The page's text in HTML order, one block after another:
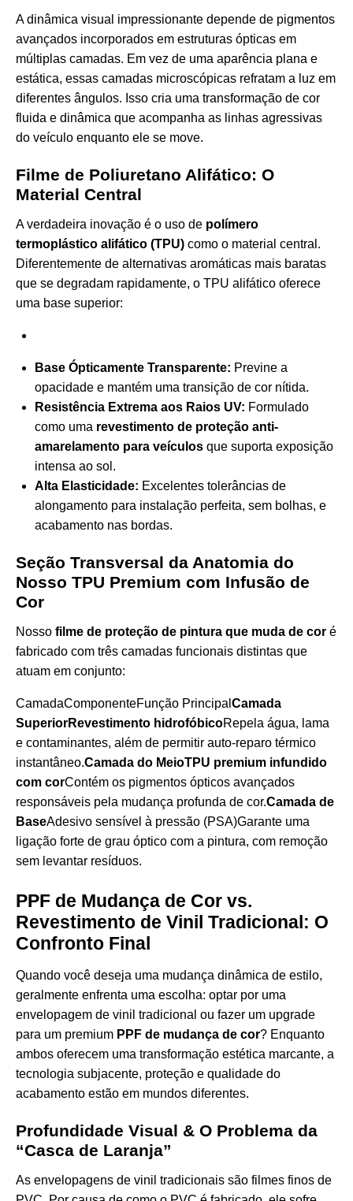
A dinâmica visual impressionante depende de pigmentos
avançados incorporados em estruturas ópticas em
múltiplas camadas. Em vez de uma aparência plana e
estática, essas camadas microscópicas refratam a luz em
diferentes ângulos. Isso cria uma transformação de cor
fluida e dinâmica que acompanha as linhas agressivas
do veículo enquanto ele se move.
Filme de Poliuretano Alifático: O
Material Central
A verdadeira inovação é o uso de polímero
termoplástico alifático (TPU) como o material central.
Diferentemente de alternativas aromáticas mais baratas
que se degradam rapidamente, o TPU alifático oferece
uma base superior:
Base Ópticamente Transparente: Previne a
opacidade e mantém uma transição de cor nítida.
Resistência Extrema aos Raios UV: Formulado
como uma revestimento de proteção anti-
amarelamento para veículos que suporta exposição
intensa ao sol.
Alta Elasticidade: Excelentes tolerâncias de
alongamento para instalação perfeita, sem bolhas, e
acabamento nas bordas.
Seção Transversal da Anatomia do
Nosso TPU Premium com Infusão de
Cor
Nosso filme de proteção de pintura que muda de cor é
fabricado com três camadas funcionais distintas que
atuam em conjunto:
CamadaComponenteFunção Principal Camada
SuperiorRevestimento hidrofóbicoRepela água, lama
e contaminantes, além de permitir auto-reparo térmico
instantâneo.Camada do MeioTPU premium infundido
com corContém os pigmentos ópticos avançados
responsáveis pela mudança profunda de cor.Camada de
BaseAdesivo sensível à pressão (PSA)Garante uma
ligação forte de grau óptico com a pintura, com remoção
sem levantar resíduos.
PPF de Mudança de Cor vs.
Revestimento de Vinil Tradicional: O
Confronto Final
Quando você deseja uma mudança dinâmica de estilo,
geralmente enfrenta uma escolha: optar por uma
envelopagem de vinil tradicional ou fazer um upgrade
para um premium PPF de mudança de cor? Enquanto
ambos oferecem uma transformação estética marcante, a
tecnologia subjacente, proteção e qualidade do
acabamento estão em mundos diferentes.
Profundidade Visual & O Problema da
“Casca de Laranja”
As envelopagens de vinil tradicionais são filmes finos de